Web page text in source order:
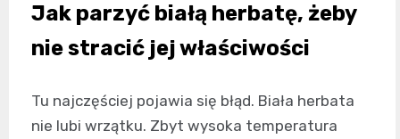
Jak parzyć białą herbatę, żeby
nie stracić jej właściwości
Tu najczęściej pojawia się błąd. Biała herbata
nie lubi wrzątku. Zbyt wysoka temperatura